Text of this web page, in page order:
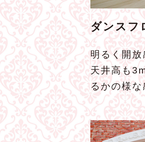
ダンスフ
明るく開
天井高も
るかの様な